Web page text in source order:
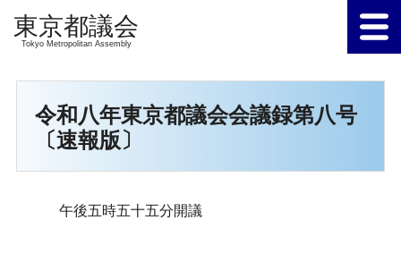
Tokyo Metropolitan Assembly
令和八年東京都議会会議録第八号
〔速報版〕
午後五時五十五分開議